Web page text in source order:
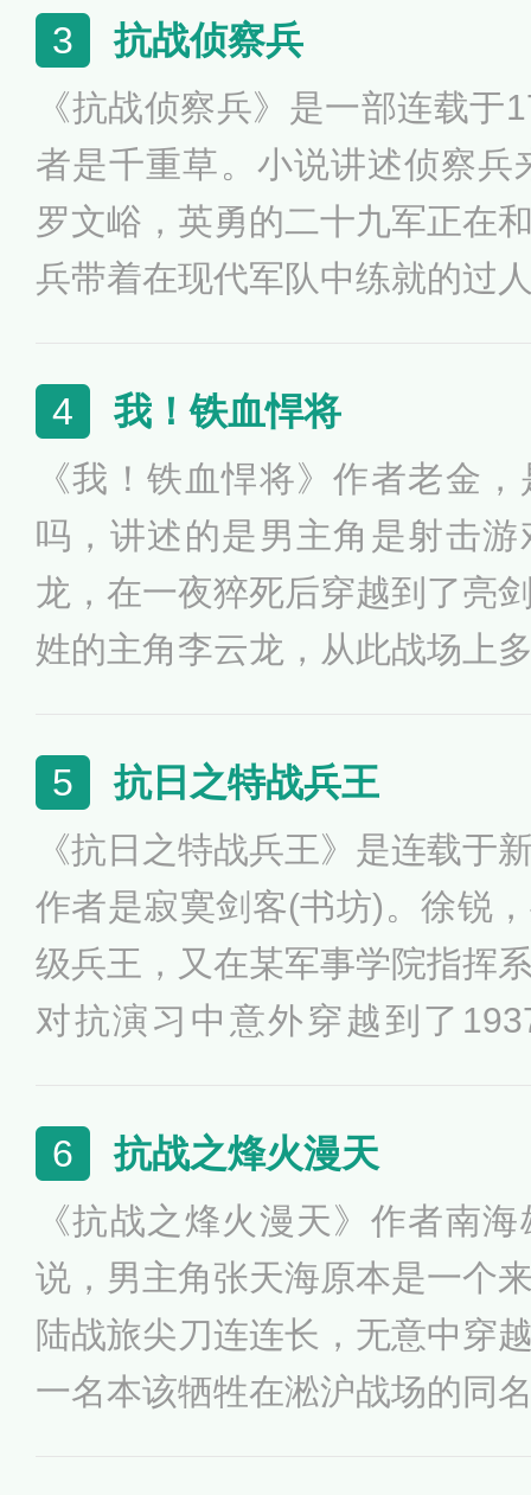
侦察、破坏、突袭、狙杀无所
胆，令日军头疼不止却无之奈
3 抗战侦察兵
《抗战侦察兵》是一部连载于
者是千重草。小说讲述侦察兵
罗文峪，英勇的二十九军正在
兵带着在现代军队中练就的过
战，不为别的，只为在这场战
只为能多保全几个我中华百姓
难深重的祖国从此少经受几分
4 我！铁血悍将
《我！铁血悍将》作者老金
吗，讲述的是男主角是射击
龙，在一夜猝死后穿越到了亮
姓的主角李云龙，从此战场上
情，上演着一幕幕英雄配美女
5 抗日之特战兵王
《抗日之特战兵王》是连载于
作者是寂寞剑客(书坊)。徐锐
级兵王，又在某军事学院指挥
对抗演习中意外穿越到了
败，且看徐锐如何凭借超强的
时代的指挥造诣，在抗日战场
为了日军挥之不去的梦魇！
6 抗战之烽火漫天
《抗战之烽火漫天》作者南
说，男主角张天海原本是一个
陆战旅尖刀连连长，无意中穿
一名本该牺牲在淞沪战场的同